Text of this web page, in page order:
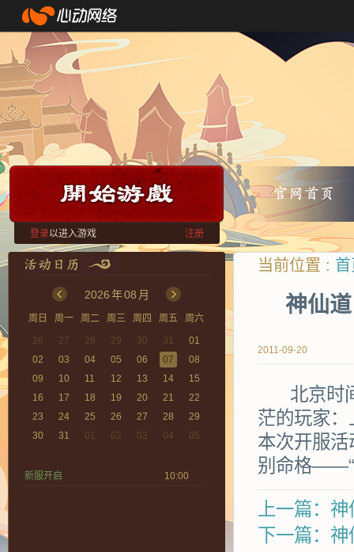
登录以进入游戏 注册
2026年08 月
周日 周一 周二 周三 周四 周五
周六
26
27 28 29 30 31
01
02
03 04 05 06 07
08
09
10 11 12 13 14
15
16
17 18 19 20 21
22
23
24 25 26 27 28
29
30
31 01 02 03 04 05
新服开启 10:00
当前位置 :
神仙
2011-09-20
北京时间
茫的玩家
本次开服
别命格——“
上一篇：
下一篇：